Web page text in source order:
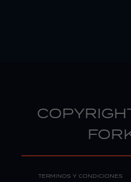
TERMINOS Y CONDICIONES